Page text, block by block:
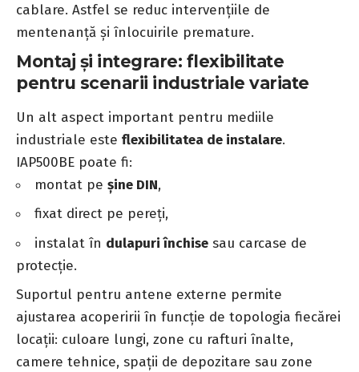
cablare. Astfel se reduc intervențiile de
mentenanță și înlocuirile premature.
Montaj și integrare: flexibilitate
pentru scenarii industriale variate
Un alt aspect important pentru mediile
industriale este flexibilitatea de instalare.
IAP500BE poate fi:
montat pe șine DIN,
fixat direct pe pereți,
instalat în dulapuri închise sau carcase de
protecție.
Suportul pentru antene externe permite
ajustarea acoperirii în funcție de topologia fiecărei
locații: culoare lungi, zone cu rafturi înalte,
camere tehnice, spații de depozitare sau zone